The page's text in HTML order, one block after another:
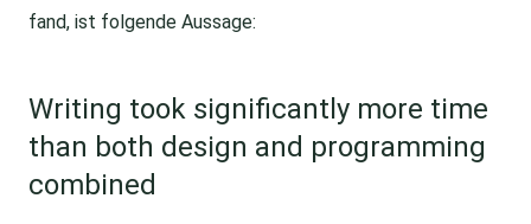
fand, ist folgende Aussage:
Writing took significantly more time
than both design and programming
combined